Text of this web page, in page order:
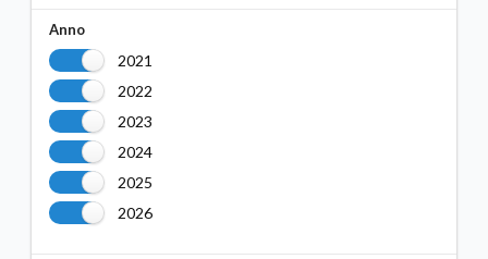
Anno
2021
2022
2023
2024
2025
2026